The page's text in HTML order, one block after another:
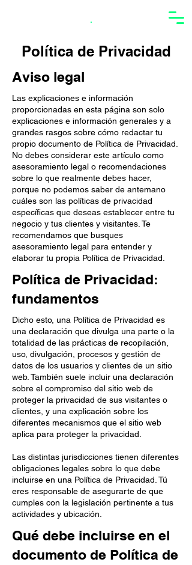
.
Política de Privacidad
Aviso legal
Las explicaciones e información
proporcionadas en esta página son solo
explicaciones e información generales y a
grandes rasgos sobre cómo redactar tu
propio documento de Política de Privacidad.
No debes considerar este artículo como
asesoramiento legal o recomendaciones
sobre lo que realmente debes hacer,
porque no podemos saber de antemano
cuáles son las políticas de privacidad
específicas que deseas establecer entre tu
negocio y tus clientes y visitantes. Te
recomendamos que busques
asesoramiento legal para entender y
elaborar tu propia Política de Privacidad.
Política de Privacidad:
fundamentos
Dicho esto, una Política de Privacidad es
una declaración que divulga una parte o la
totalidad de las prácticas de recopilación,
uso, divulgación, procesos y gestión de
datos de los usuarios y clientes de un sitio
web. También suele incluir una declaración
sobre el compromiso del sitio web de
proteger la privacidad de sus visitantes o
clientes, y una explicación sobre los
diferentes mecanismos que el sitio web
aplica para proteger la privacidad.
Las distintas jurisdicciones tienen diferentes
obligaciones legales sobre lo que debe
incluirse en una Política de Privacidad. Tú
eres responsable de asegurarte de que
cumples con la legislación pertinente a tus
actividades y ubicación.
Qué debe incluirse en el
documento de Política de